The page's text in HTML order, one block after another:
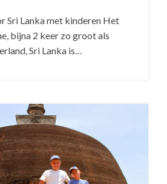
Sri Lanka met kinderen Het
bijna 2 keer zo groot als
Sri Lanka is…